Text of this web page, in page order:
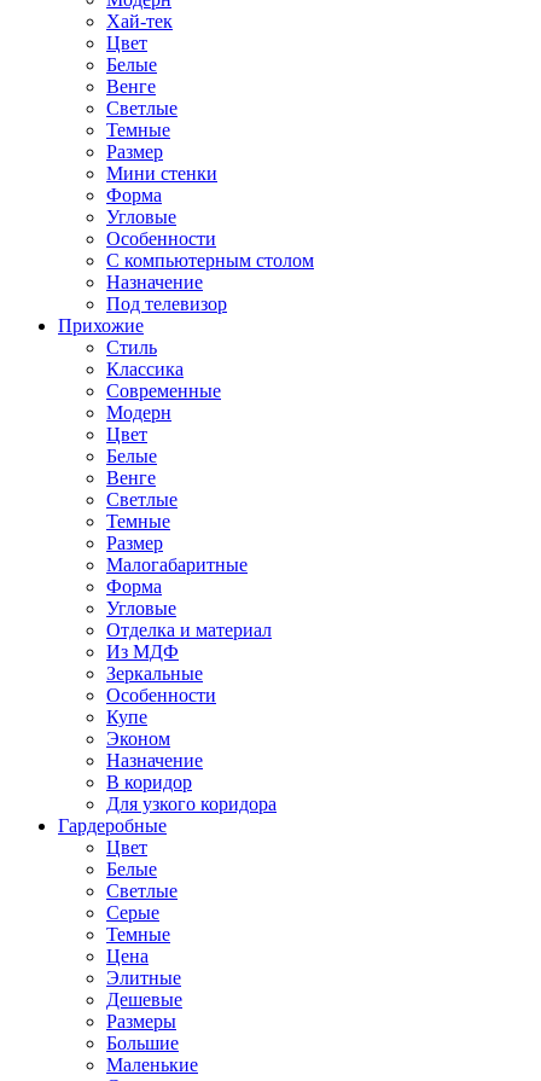
Хай-тек
Цвет
Белые
Венге
Светлые
Темные
Размер
Мини стенки
Форма
Угловые
Особенности
С компьютерным столом
Назначение
Под телевизор
Прихожие
Стиль
Классика
Современные
Модерн
Цвет
Белые
Венге
Светлые
Темные
Размер
Малогабаритные
Форма
Угловые
Отделка и материал
Из МДФ
Зеркальные
Особенности
Купе
Эконом
Назначение
В коридор
Для узкого коридора
Гардеробные
Цвет
Белые
Светлые
Серые
Темные
Цена
Элитные
Дешевые
Размеры
Большие
Маленькие